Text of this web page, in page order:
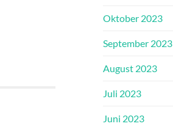
Oktober 2023
September 2023
August 2023
Juli 2023
Juni 2023